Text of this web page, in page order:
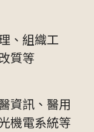
、組織工
質等
資訊、醫用
機電系統等